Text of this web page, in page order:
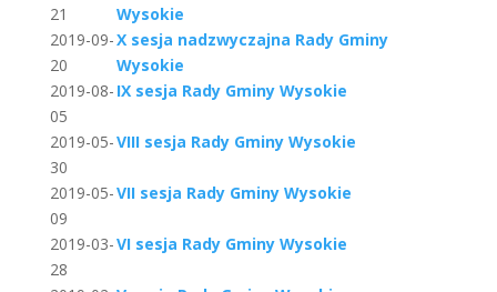
21
Wysokie
2019-09-
20
X sesja nadzwyczajna Rady Gminy
Wysokie
2019-08-
05
IX sesja Rady Gminy Wysokie
2019-05-
30
VIII sesja Rady Gminy Wysokie
2019-05-
09
VII sesja Rady Gminy Wysokie
2019-03-
28
VI sesja Rady Gminy Wysokie